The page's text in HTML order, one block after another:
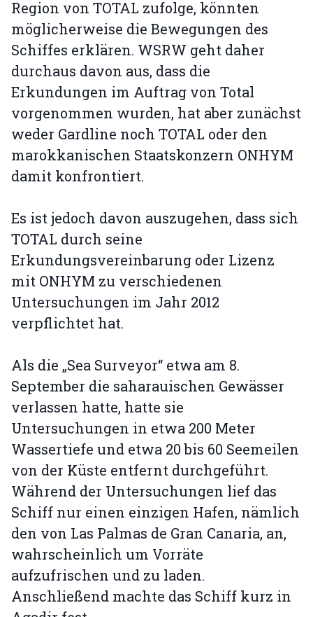
Region von TOTAL zufolge, könnten
möglicherweise die Bewegungen des
Schiffes erklären. WSRW geht daher
durchaus davon aus, dass die
Erkundungen im Auftrag von Total
vorgenommen wurden, hat aber zunächst
weder Gardline noch TOTAL oder den
marokkanischen Staatskonzern ONHYM
damit konfrontiert.
Es ist jedoch davon auszugehen, dass sich
TOTAL durch seine
Erkundungsvereinbarung oder Lizenz
mit ONHYM zu verschiedenen
Untersuchungen im Jahr 2012
verpflichtet hat.
Als die „Sea Surveyor“ etwa am 8.
September die saharauischen Gewässer
verlassen hatte, hatte sie
Untersuchungen in etwa 200 Meter
Wassertiefe und etwa 20 bis 60 Seemeilen
von der Küste entfernt durchgeführt.
Während der Untersuchungen lief das
Schiff nur einen einzigen Hafen, nämlich
den von Las Palmas de Gran Canaria, an,
wahrscheinlich um Vorräte
aufzufrischen und zu laden.
Anschließend machte das Schiff kurz in